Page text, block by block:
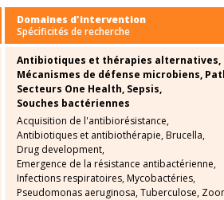
Domaines d'intervention
Spécificités de recherche
Antibiotiques et thérapies alternatives,
Mécanismes de défense microbiens,
Secteurs One Health, Sepsis,
Souches bactériennes
Acquisition de l'antibiorésistance,
Antibiotiques et antibiothérapie,Brucella,
Drug development,
Emergence de la résistance antibactérienne,
Infections respiratoires,Mycobactéries,
Pseudomonas aeruginosa,Tuberculose,